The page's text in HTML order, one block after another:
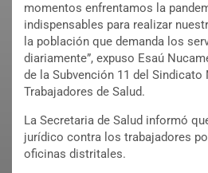
momentos enfrentamos la
indispensables para realizar
la población que demanda los
diariamente”, expuso Esaú
de la Subvención 11 del Sindicato
Trabajadores de Salud.
La Secretaria de Salud informó
jurídico contra los trabajadores
oficinas distritales.